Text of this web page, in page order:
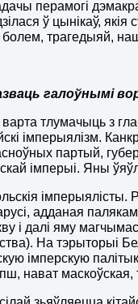
перамогі
ў цынікаў, якія
трагедыяй,
галоўнымі
варта тлумачыць з
імперыялізм.
асноўных партый,
імперыі. Яны
адданая
і далі яму
На тэрыторыі
імперскую
нават маскоўская,